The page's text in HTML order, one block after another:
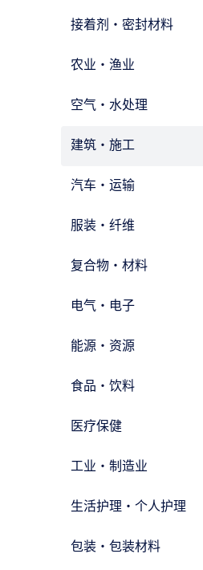
接着剂・密封材料
农业・渔业
空气・水处理
建筑・施工
汽车・运输
服装・纤维
复合物・材料
电气・电子
能源・资源
食品・饮料
医疗保健
工业・制造业
生活护理・个人护理
包装・包装材料